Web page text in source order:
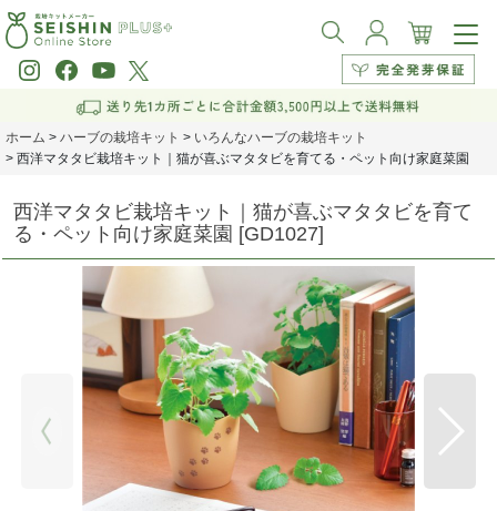
ホーム > ハーブの栽培キット > いろんなハーブの栽培キット
> 西洋マタタビ栽培キット｜猫が喜ぶマタタビを育てる・ペット向け家庭菜園
西洋マタタビ栽培キット｜猫が喜ぶマタタビを育て
る・ペット向け家庭菜園 [GD1027]